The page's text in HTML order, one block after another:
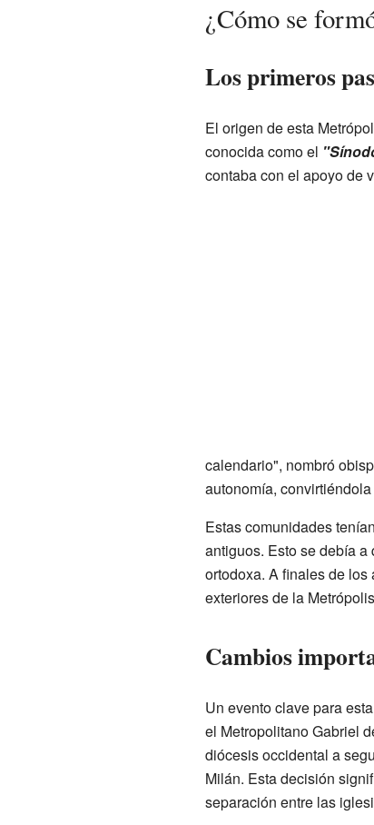
¿Cómo se
Los primeros
El origen de esta
conocida como el
contaba con el apoyo de
calendario", nombró
autonomía,
Estas comunidades
antiguos. Esto se debía
ortodoxa. A finales de
exteriores de la
Cambios
Un evento clave para
el Metropolitano Gabriel
diócesis occidental a
Milán. Esta decisión
separación entre las